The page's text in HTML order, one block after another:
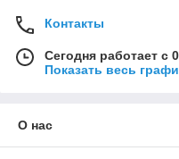
Контакты
Сегодня работает с
Показать весь
О нас